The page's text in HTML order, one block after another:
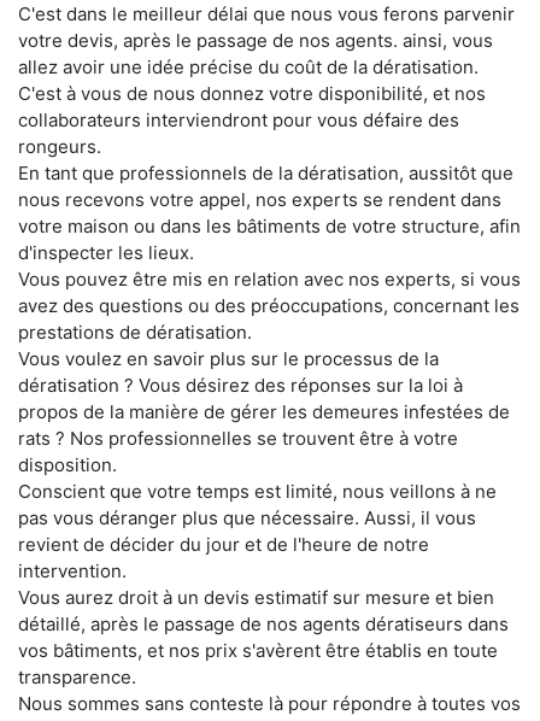
C'est dans le meilleur délai que nous vous ferons parvenir
votre devis, après le passage de nos agents. ainsi, vous
allez avoir une idée précise du coût de la dératisation.
C'est à vous de nous donnez votre disponibilité, et nos
collaborateurs interviendront pour vous défaire des
rongeurs.
En tant que professionnels de la dératisation, aussitôt que
nous recevons votre appel, nos experts se rendent dans
votre maison ou dans les bâtiments de votre structure, afin
d'inspecter les lieux.
Vous pouvez être mis en relation avec nos experts, si vous
avez des questions ou des préoccupations, concernant les
prestations de dératisation.
Vous voulez en savoir plus sur le processus de la
dératisation ? Vous désirez des réponses sur la loi à
propos de la manière de gérer les demeures infestées de
rats ? Nos professionnelles se trouvent être à votre
disposition.
Conscient que votre temps est limité, nous veillons à ne
pas vous déranger plus que nécessaire. Aussi, il vous
revient de décider du jour et de l'heure de notre
intervention.
Vous aurez droit à un devis estimatif sur mesure et bien
détaillé, après le passage de nos agents dératiseurs dans
vos bâtiments, et nos prix s'avèrent être établis en toute
transparence.
Nous sommes sans conteste là pour répondre à toutes vos